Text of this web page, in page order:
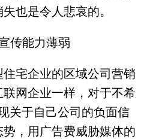
也是令人悲哀的。
传能力薄弱
宅企业的区域公司营销
网企业一样，对于不希
关于自己公司的负面信
，用广告费威胁媒体的